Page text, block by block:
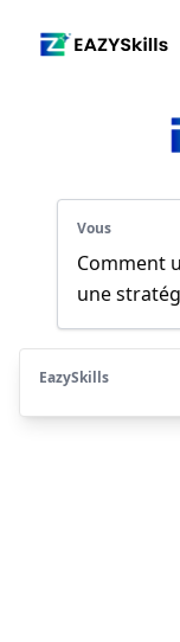
Vous
Comment
une
EazySkills